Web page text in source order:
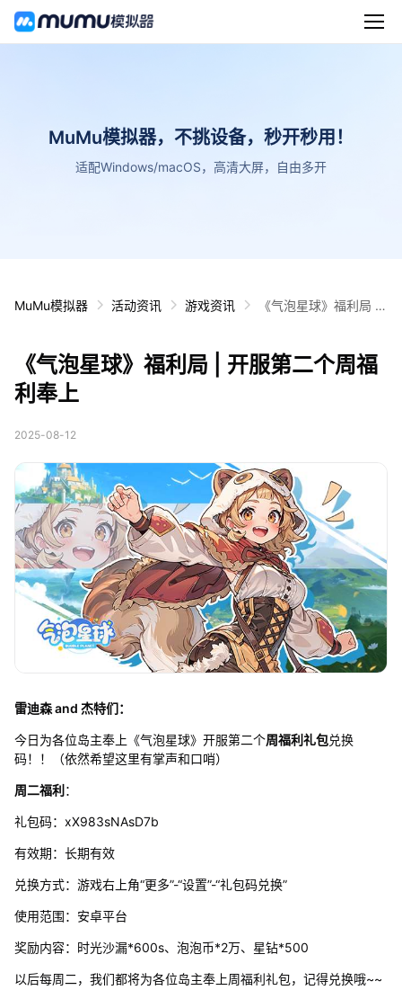
MuMu模拟器，不挑设备，秒开秒用！
适配Windows/macOS，高清大屏，自由多开
MuMu模拟器 活动资讯 游戏资讯
《气泡星球》福利局 |
《气泡星球》福利局 | 开服第二个周福
利奉上
2025-08-12
雷迪森 and 杰特们：
今日为各位岛主奉上《气泡星球》开服第二个周福利礼包兑换
码！！（依然希望这里有掌声和口哨）
周二福利 ：
礼包码：xX983sNAsD7b
有效期：长期有效
兑换方式：游戏右上角“更多”-“设置”-“礼包码兑换”
使用范围：安卓平台
奖励内容：时光沙漏*600s、泡泡币*2万、星钻*500
以后每周二，我们都将为各位岛主奉上周福利礼包，记得兑换哦~~